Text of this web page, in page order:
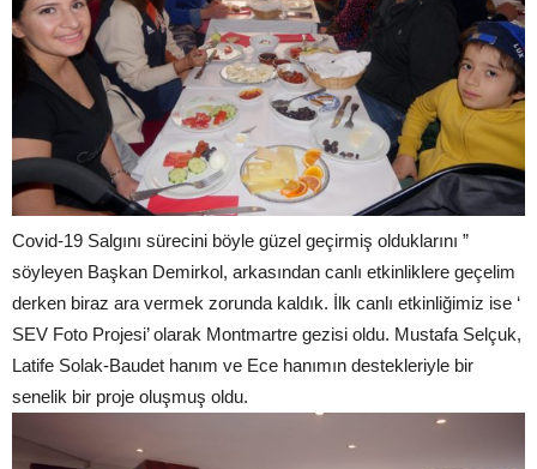
Covid-19 Salgını sürecini böyle güzel geçirmiş olduklarını ”
söyleyen Başkan Demirkol, arkasından canlı etkinliklere geçelim
derken biraz ara vermek zorunda kaldık. İlk canlı etkinliğimiz ise ‘
SEV Foto Projesi’ olarak Montmartre gezisi oldu. Mustafa Selçuk,
Latife Solak-Baudet hanım ve Ece hanımın destekleriyle bir
senelik bir proje oluşmuş oldu.